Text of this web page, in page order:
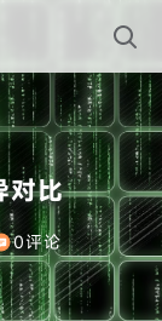
对比
0评论